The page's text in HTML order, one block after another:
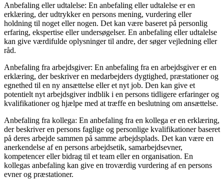
Anbefaling eller udtalelse: En anbefaling eller udtalelse er en
erklæring, der udtrykker en persons mening, vurdering eller
holdning til noget eller nogen. Det kan være baseret på personlig
erfaring, ekspertise eller undersøgelser. En anbefaling eller udtalelse
kan give værdifulde oplysninger til andre, der søger vejledning eller
råd.
Anbefaling fra arbejdsgiver: En anbefaling fra en arbejdsgiver er en
erklæring, der beskriver en medarbejders dygtighed, præstationer og
egnethed til en ny ansættelse eller et nyt job. Den kan give et
potentielt nyt arbejdsgiver indblik i en persons tidligere erfaringer og
kvalifikationer og hjælpe med at træffe en beslutning om ansættelse.
Anbefaling fra kollega: En anbefaling fra en kollega er en erklæring,
der beskriver en persons faglige og personlige kvalifikationer baseret
på deres arbejde sammen på samme arbejdsplads. Det kan være en
anerkendelse af en persons arbejdsetik, samarbejdsevner,
kompetencer eller bidrag til et team eller en organisation. En
kollegas anbefaling kan give en troværdig vurdering af en persons
evner og præstationer.